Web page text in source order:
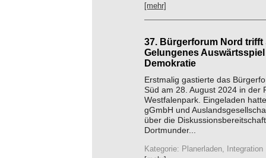
[mehr]
37. Bürgerforum Nord trifft
Gelungenes
Demokratie
Erstmalig gastierte das
Süd am 28. August 2024 in der
Westfalenpark. Eingeladen
gGmbH und
über die
Dortmunder...
Kategorie: Planerladen, Integration